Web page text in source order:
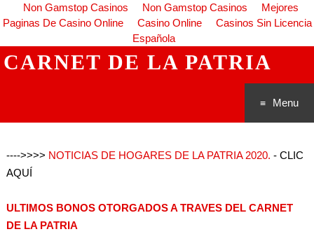
Non Gamstop Casinos Non Gamstop Casinos
Mejores
Paginas De Casino Online
Casino Online
Casinos Sin Licencia
Española
CARNET DE LA PATRIA
Menu
---->>>> NOTICIAS DE HOGARES DE LA PATRIA 2020. - CLIC
AQUÍ
ULTIMOS BONOS OTORGADOS A TRAVES DEL CARNET
DE LA PATRIA